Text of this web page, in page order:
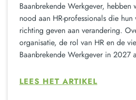
Baanbrekende Werkgever, hebben
nood aan HR-professionals die
richting geven aan verandering.
organisatie, de rol van HR en de
Baanbrekende Werkgever in 2027
LEES HET ARTIKEL